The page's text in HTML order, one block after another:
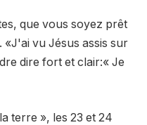
que vous soyez prêt
vu Jésus assis sur
dire fort et clair:« Je
terre », les 23 et 24